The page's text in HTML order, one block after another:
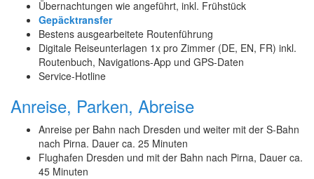
Übernachtungen wie angeführt, inkl. Frühstück
Gepäcktransfer
Bestens ausgearbeitete Routenführung
Digitale Reiseunterlagen 1x pro Zimmer (DE, EN, FR) inkl.
Routenbuch, Navigations-App und GPS-Daten
Service-Hotline
Anreise, Parken, Abreise
Anreise per Bahn nach Dresden und weiter mit der S-Bahn
nach Pirna. Dauer ca. 25 Minuten
Flughafen Dresden und mit der Bahn nach Pirna, Dauer ca.
45 Minuten